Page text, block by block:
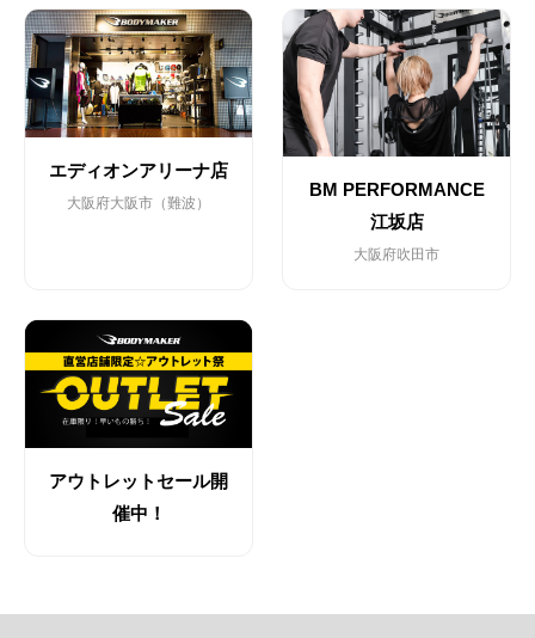
エディオンアリーナ店
大阪府大阪市（難波）
BM PERFORMANCE
江坂店
大阪府吹田市
アウトレットセール開
催中！